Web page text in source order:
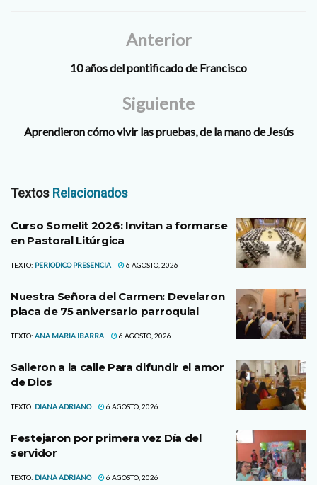
Anterior
10 años del pontificado de Francisco
Siguiente
Aprendieron cómo vivir las pruebas, de la mano de Jesús
Textos Relacionados
Curso Somelit 2026: Invitan a formarse
en Pastoral Litúrgica
TEXTO: PERIODICO PRESENCIA 6 AGOSTO, 2026
Nuestra Señora del Carmen: Develaron
placa de 75 aniversario parroquial
TEXTO: ANA MARIA IBARRA 6 AGOSTO, 2026
Salieron a la calle Para difundir el amor
de Dios
TEXTO: DIANA ADRIANO 6 AGOSTO, 2026
Festejaron por primera vez Día del
servidor
TEXTO: DIANA ADRIANO 6 AGOSTO, 2026